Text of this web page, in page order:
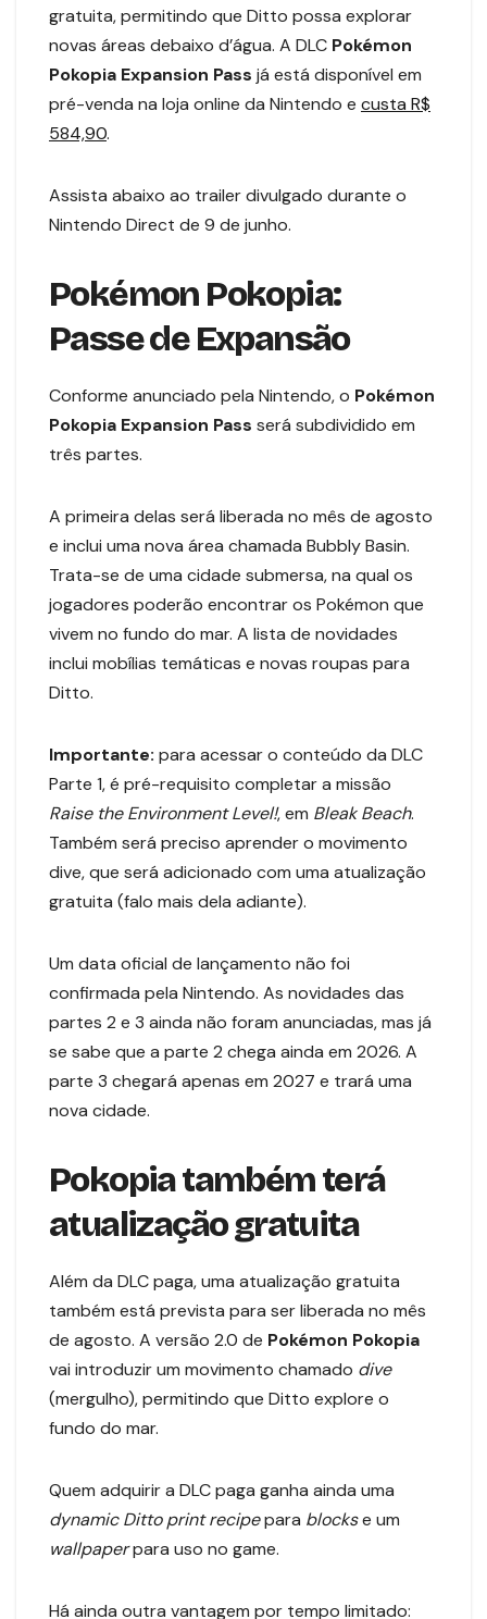
gratuita, permitindo que Ditto possa explorar
novas áreas debaixo d’água. A DLC Pokémon
Pokopia Expansion Pass já está disponível em
pré-venda na loja online da Nintendo e custa R$
584,90.
Assista abaixo ao trailer divulgado durante o
Nintendo Direct de 9 de junho.
Pokémon Pokopia:
Passe de Expansão
Conforme anunciado pela Nintendo, o Pokémon
Pokopia Expansion Pass será subdividido em
três partes.
A primeira delas será liberada no mês de agosto
e inclui uma nova área chamada Bubbly Basin.
Trata-se de uma cidade submersa, na qual os
jogadores poderão encontrar os Pokémon que
vivem no fundo do mar. A lista de novidades
inclui mobílias temáticas e novas roupas para
Ditto.
Importante: para acessar o conteúdo da DLC
Parte 1, é pré-requisito completar a missão
Raise the Environment Level!, em Bleak Beach.
Também será preciso aprender o movimento
dive, que será adicionado com uma atualização
gratuita (falo mais dela adiante).
Um data oficial de lançamento não foi
confirmada pela Nintendo. As novidades das
partes 2 e 3 ainda não foram anunciadas, mas já
se sabe que a parte 2 chega ainda em 2026. A
parte 3 chegará apenas em 2027 e trará uma
nova cidade.
Pokopia também terá
atualização gratuita
Além da DLC paga, uma atualização gratuita
também está prevista para ser liberada no mês
de agosto. A versão 2.0 de Pokémon Pokopia
vai introduzir um movimento chamado dive
(mergulho), permitindo que Ditto explore o
fundo do mar.
Quem adquirir a DLC paga ganha ainda uma
dynamic Ditto print recipepara blockse um
wallpaperpara uso no game.
Há ainda outra vantagem por tempo limitado: